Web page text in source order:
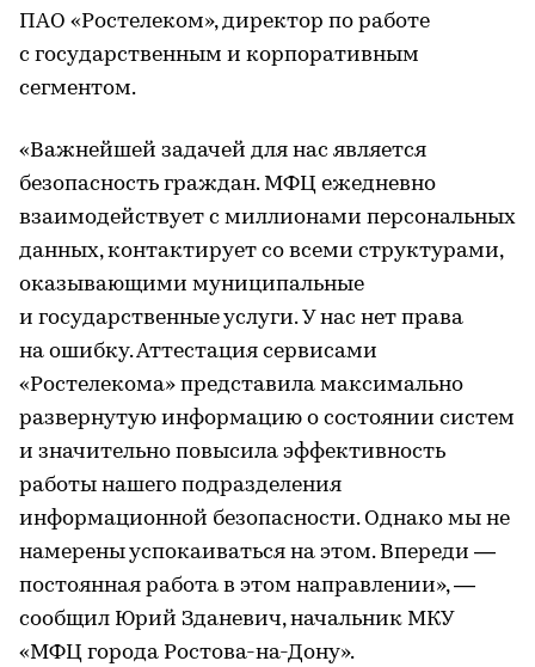
ПАО «Ростелеком», директор по работе
с государственным и корпоративным
сегментом.
«Важнейшей задачей для нас является
безопасность граждан. МФЦ ежедневно
взаимодействует с миллионами персональных
данных, контактирует со всеми структурами,
оказывающими муниципальные
и государственные услуги. У нас нет права
на ошибку. Аттестация сервисами
«Ростелекома» представила максимально
развернутую информацию о состоянии систем
и значительно повысила эффективность
работы нашего подразделения
информационной безопасности. Однако мы не
намерены успокаиваться на этом. Впереди —
постоянная работа в этом направлении», —
сообщил Юрий Зданевич, начальник МКУ
«МФЦ города Ростова-на-Дону».